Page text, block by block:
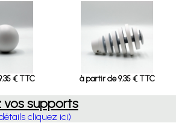
€ TTC à partir de 9.35 € TTC
vos supports
cliquez ici)